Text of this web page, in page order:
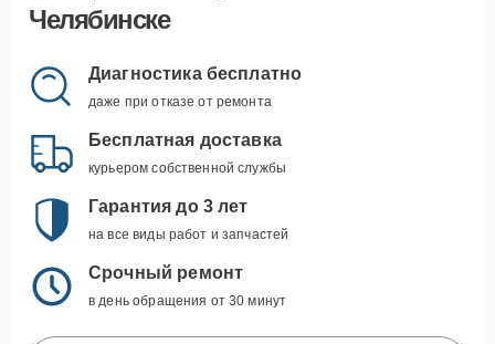
Челябинске
Диагностика бесплатно
даже при отказе от ремонта
Бесплатная доставка
курьером собственной службы
Гарантия до 3 лет
на все виды работ и запчастей
Срочный ремонт
в день обращения от 30 минут